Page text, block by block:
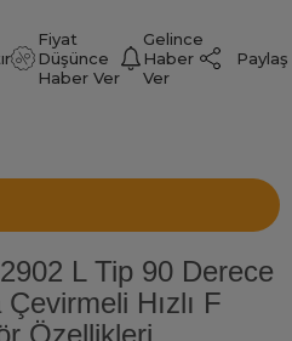
Fiyat
Düşünce
Haber Ver
Gelince
Haber
Ver
Paylaş
L Tip 90 Derece
Hızlı F
Özellikleri